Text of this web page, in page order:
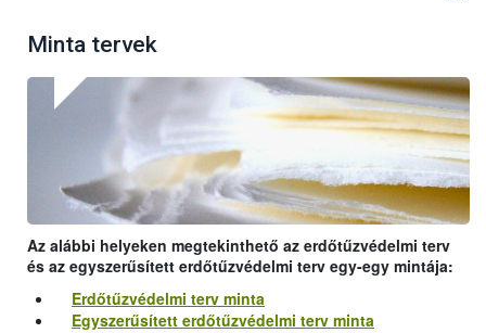
Minta tervek
Az alábbi helyeken megtekinthető az erdőtűzvédelmi terv
és az egyszerűsített erdőtűzvédelmi terv egy-egy mintája:
Erdőtűzvédelmi terv minta
Egyszerűsített erdőtűzvédelmi terv minta